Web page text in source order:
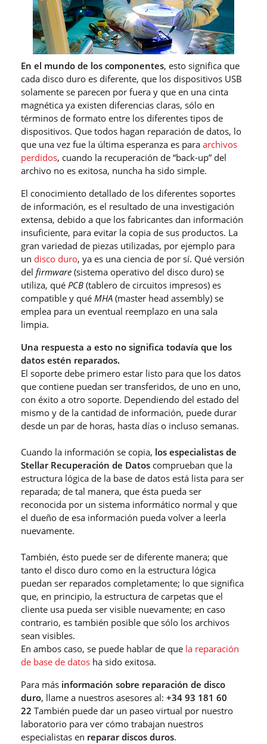
En el mundo de los componentes, esto significa que
cada disco duro es diferente, que los dispositivos USB
solamente se parecen por fuera y que en una cinta
magnética ya existen diferencias claras, sólo en
términos de formato entre los diferentes tipos de
dispositivos. Que todos hagan reparación de datos, lo
que una vez fue la última esperanza es paraarchivos
perdidos, cuando la recuperación de “back-up” del
archivo no es exitosa, nuncha ha sido simple.
El conocimiento detallado de los diferentes soportes
de información, es el resultado de una investigación
extensa, debido a que los fabricantes dan información
insuficiente, para evitar la copia de sus productos. La
gran variedad de piezas utilizadas, por ejemplo para
un disco duro, ya es una ciencia de por sí. Qué versión
delfirmware (sistema operativo del disco duro) se
utiliza, quéPCB (tablero de circuitos impresos) es
compatible y quéMHA (master head assembly) se
emplea para un eventual reemplazo en una sala
limpia.
Una respuesta a esto no significa todavía que los
datos estén reparados.
El soporte debe primero estar listo para que los datos
que contiene puedan ser transferidos, de uno en uno,
con éxito a otro soporte. Dependiendo del estado del
mismo y de la cantidad de información, puede durar
desde un par de horas, hasta días o incluso semanas.
Cuando la información se copia, los especialistas de
Stellar Recuperación de Datos comprueban que la
estructura lógica de la base de datos está lista para ser
reparada; de tal manera, que ésta pueda ser
reconocida por un sistema informático normal y que
el dueño de esa información pueda volver a leerla
nuevamente.
También, ésto puede ser de diferente manera; que
tanto el disco duro como en la estructura lógica
puedan ser reparados completamente; lo que significa
que, en principio, la estructura de carpetas que el
cliente usa pueda ser visible nuevamente; en caso
contrario, es también posible que sólo los archivos
sean visibles.
En ambos caso, se puede hablar de que la reparación
de base de datos ha sido exitosa.
Para más información sobre reparación de disco
duro, llame a nuestros asesores al:+34 93 181 60
22 También puede dar un paseo virtual por nuestro
laboratorio para ver cómo trabajan nuestros
especialistas en reparar discos duros.